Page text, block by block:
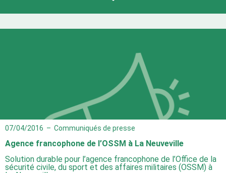
07/04/2016 – Communiqués de presse
Agence francophone de l’OSSM à La Neuveville
Solution durable pour l’agence francophone de l’Office de la
sécurité civile, du sport et des affaires militaires (OSSM) à